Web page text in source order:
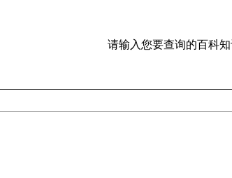
请输入您要查询的百科知